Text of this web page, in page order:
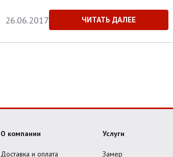
26.06.2017 ЧИТАТЬ ДАЛЕЕ
О компании
Доставка и оплата
Услуги
Замер